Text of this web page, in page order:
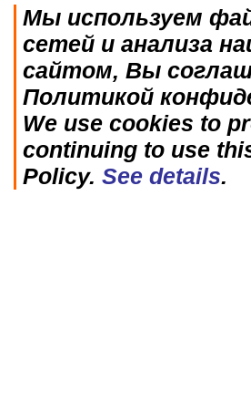
Мы используем
сетей и анализа
сайтом, Вы
Политикой
We use cookies to
continuing to use
Policy. See details.